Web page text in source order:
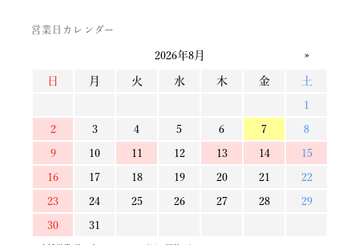
営業日カレンダー